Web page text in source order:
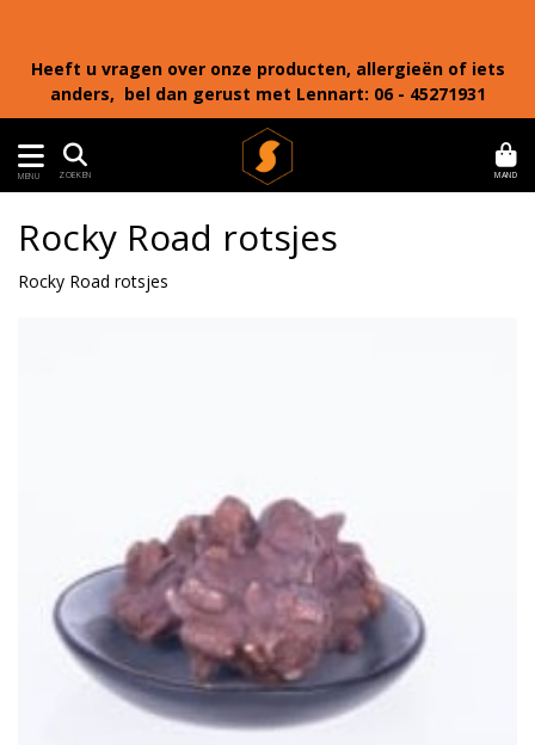
Heeft u vragen over onze producten, allergieën of iets
anders, bel dan gerust met Lennart: 06 - 45271931
MENU ZOEKEN MAND
Rocky Road rotsjes
Rocky Road rotsjes